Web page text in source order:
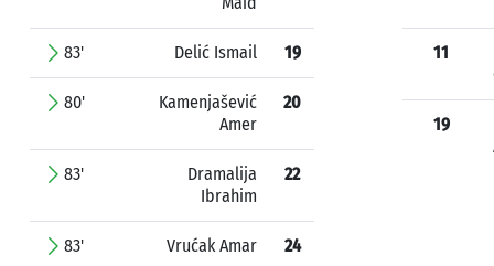
83' Delić Ismail 19
80'
Kamenjašević
Amer
20
83'
Dramalija
Ibrahim
22
83' Vrućak Amar 24
11
19